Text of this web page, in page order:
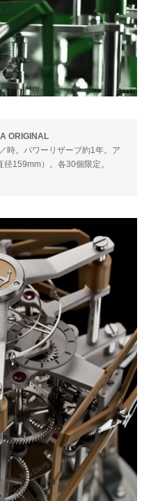
ORIGINAL
時。パワーリザーブ約1年。ア
159mm）。各30個限定。